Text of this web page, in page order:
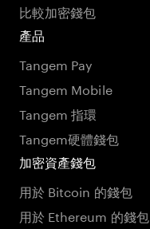
比較加密錢包
產品
Tangem Pay
Tangem Mobile
Tangem 指環
Tangem硬體錢包
加密資產錢包
用於 Bitcoin 的錢包
用於 Ethereum 的錢包